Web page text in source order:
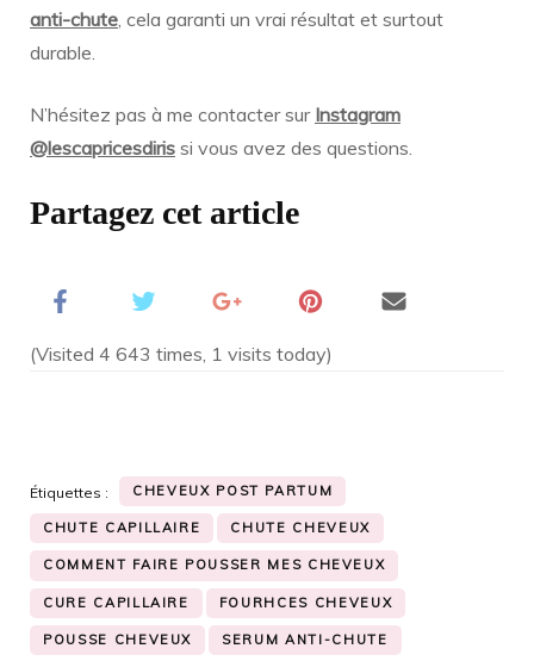
anti-chute, cela garanti un vrai résultat et surtout
durable.
N’hésitez pas à me contacter sur Instagram
@lescapricesdiris si vous avez des questions.
Partagez cet article
(Visited 4 643 times, 1 visits today)
Étiquettes : CHEVEUX POST PARTUM
CHUTE CAPILLAIRE CHUTE CHEVEUX
COMMENT FAIRE POUSSER MES CHEVEUX
CURE CAPILLAIRE FOURHCES CHEVEUX
POUSSE CHEVEUX SERUM ANTI-CHUTE